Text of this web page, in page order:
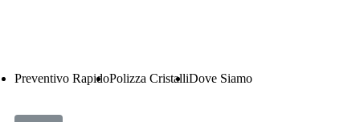
Preventivo RapidoPolizza CristalliDove Siamo